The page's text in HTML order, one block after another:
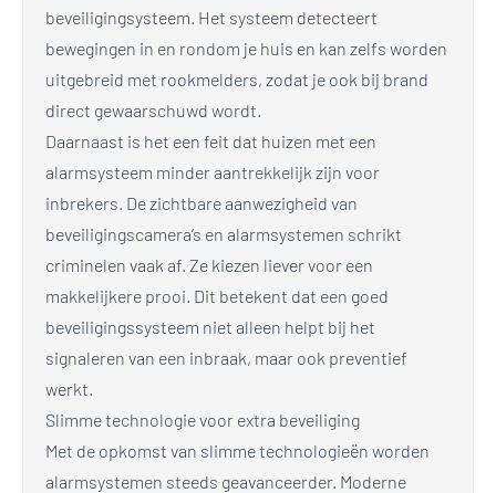
beveiligingsysteem. Het systeem detecteert
bewegingen in en rondom je huis en kan zelfs worden
uitgebreid met rookmelders, zodat je ook bij brand
direct gewaarschuwd wordt.
Daarnaast is het een feit dat huizen met een
alarmsysteem minder aantrekkelijk zijn voor
inbrekers. De zichtbare aanwezigheid van
beveiligingscamera’s en alarmsystemen schrikt
criminelen vaak af. Ze kiezen liever voor een
makkelijkere prooi. Dit betekent dat een goed
beveiligingssysteem niet alleen helpt bij het
signaleren van een inbraak, maar ook preventief
werkt.
Slimme technologie voor extra beveiliging
Met de opkomst van slimme technologieën worden
alarmsystemen steeds geavanceerder. Moderne